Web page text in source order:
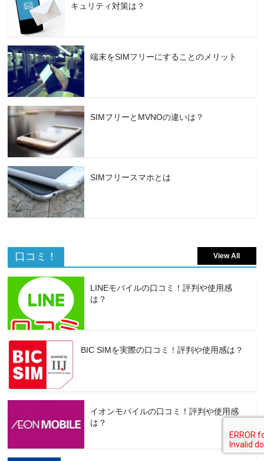
キュリティ対策は？
端末をSIMフリーにすることのメリット
SIMフリーとMVNOの違いは？
SIMフリースマホとは
口コミ！ View All
LINEモバイルの口コミ！評判や使用感
は？
BIC SIMを実際の口コミ！評判や使用感は？
イオンモバイルの口コミ！評判や使用感
は？